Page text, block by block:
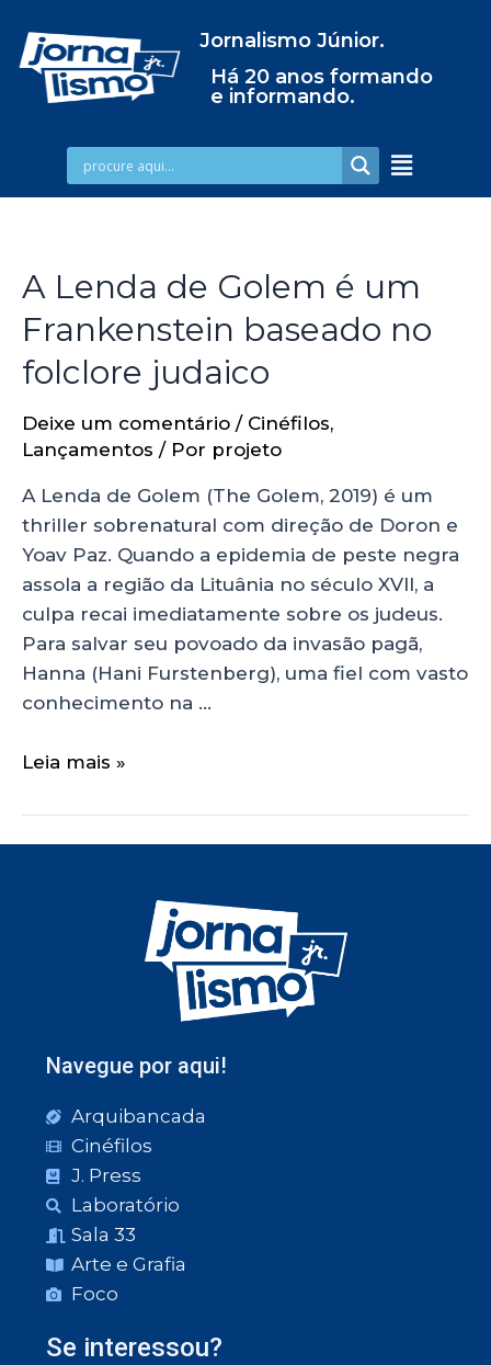
Jornalismo Júnior.
Há 20 anos formando
e informando.
A Lenda de Golem é um
Frankenstein baseado no
folclore judaico
Deixe um comentário / Cinéfilos,
Lançamentos / Por projeto
A Lenda de Golem (The Golem, 2019) é um
thriller sobrenatural com direção de Doron e
Yoav Paz. Quando a epidemia de peste negra
assola a região da Lituânia no século XVII, a
culpa recai imediatamente sobre os judeus.
Para salvar seu povoado da invasão pagã,
Hanna (Hani Furstenberg), uma fiel com vasto
conhecimento na …
Leia mais »
Navegue por aqui!
Arquibancada
Cinéfilos
J. Press
Laboratório
Sala 33
Arte e Grafia
Foco
Se interessou?